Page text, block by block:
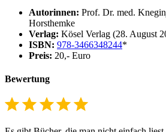
Autorinnen: Prof. Dr. med.
Horsthemke
Verlag: Kösel Verlag (28. August
ISBN: 978-3466348244*
Preis: 20,- Euro
Bewertung
⭐ ⭐